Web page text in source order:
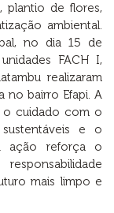
plantio de flores,
ambiental.
no dia 15 de
FACH I,
realizaram
no bairro Efapi. A
o cuidado com o
e o
ação reforça o
mais limpo e